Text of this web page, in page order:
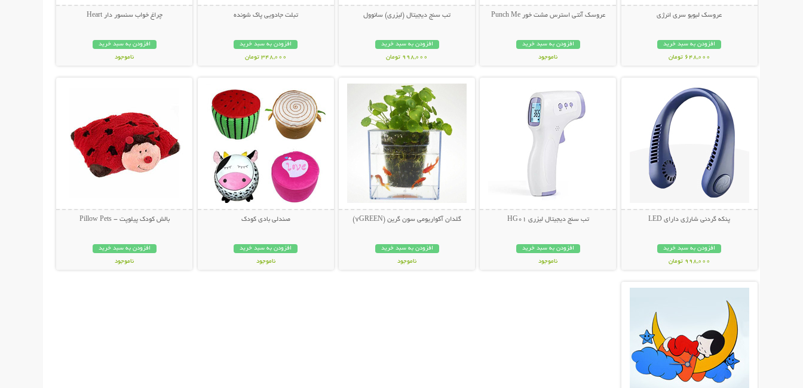
عروسک لبوبو سری انرژی
افزودن به سبد خرید
648,000 تومان
عروسک آنتی استرس مشت خور Punch Me
افزودن به سبد خرید
ناموجود
تب سنج دیجیتال (لیزری) سانوول
افزودن به سبد خرید
998,000 تومان
تبلت جادویی پاک شونده
افزودن به سبد خرید
348,000 تومان
چراغ خواب سنسور دار Heart
افزودن به سبد خرید
ناموجود
پنکه گردنی شارژی دارای LED
افزودن به سبد خرید
998,000 تومان
تب سنج دیجیتال لیزری HG01
افزودن به سبد خرید
ناموجود
گلدان آکواریومی سون گرین (7GREEN)
افزودن به سبد خرید
ناموجود
صندلی بادی کودک
افزودن به سبد خرید
ناموجود
بالش کودک پیلوپت - Pillow Pets
افزودن به سبد خرید
ناموجود